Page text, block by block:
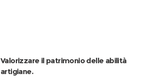
Valorizzare il patrimonio delle abilità
artigiane.